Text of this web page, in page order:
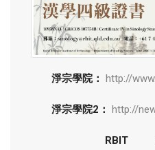
淨宗學院： http://
淨宗學院2： http://